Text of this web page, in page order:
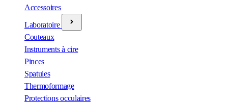
Accessoires
Laboratoire
Couteaux
Instruments à cire
Pinces
Spatules
Thermoformage
Protections occulaires